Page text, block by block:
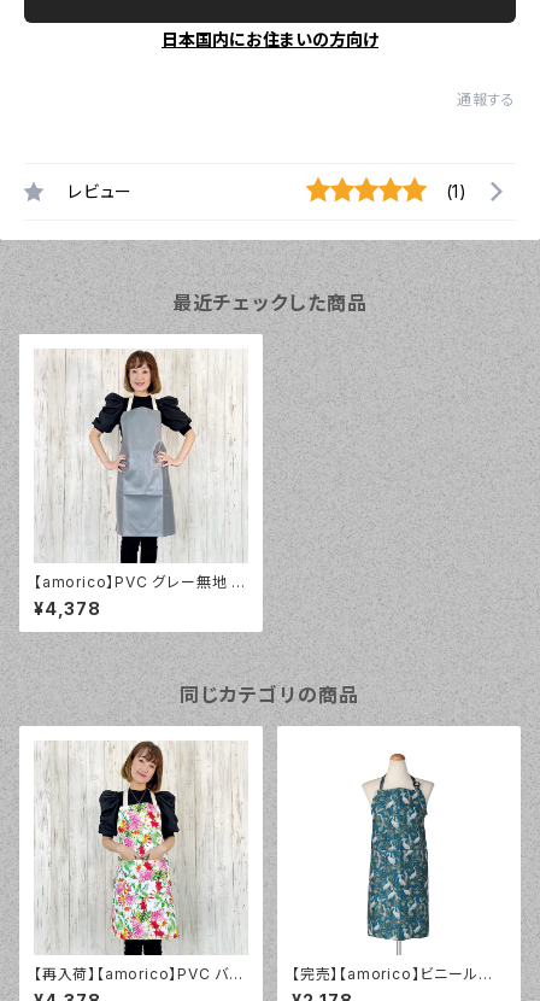
日本国内にお住まいの方向け
通報する
レビュー (1)
最近チェックした商品
【amorico】PVC グレー無地 エ
プロン（ユニセックス）
¥4,378
同じカテゴリの商品
【再入荷】【amorico】PVC バー
ドフラワーホワイト エプロン
【完売】【amorico】ビニールエ
プロン スワンブルー